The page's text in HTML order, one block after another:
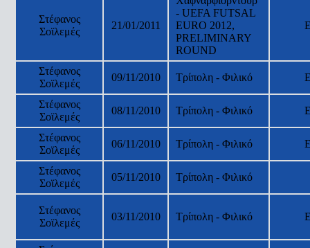
Στέφανος
Σοϊλεμές
21/01/2011
- UEFA FUTSAL
EURO 2012,
PRELIMINARY
ROUND
Στέφανος
Σοϊλεμές
09/11/2010 Τρίπολη - Φιλικό
Στέφανος
Σοϊλεμές
08/11/2010 Τρίπολη - Φιλικό
Στέφανος
Σοϊλεμές
06/11/2010 Τρίπολη - Φιλικό
Στέφανος
Σοϊλεμές
05/11/2010 Τρίπολη - Φιλικό
Στέφανος
Σοϊλεμές
03/11/2010 Τρίπολη - Φιλικό